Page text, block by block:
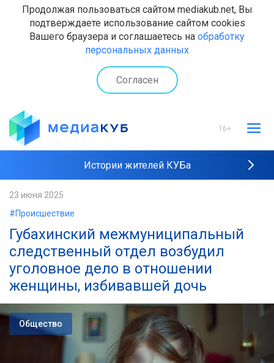
Продолжая пользоваться сайтом mediakub.net, Вы
подтверждаете использование сайтом cookies
Вашего браузера и соглашаетесь на обработку
персональных данных
Согласен
16+
Истории жителей КУБа
23 июня 2025
#Происшествие
Губахинский межмуниципальный
следственный отдел возбудил
уголовное дело в отношении
женщины, избивавшей дочь
Общество